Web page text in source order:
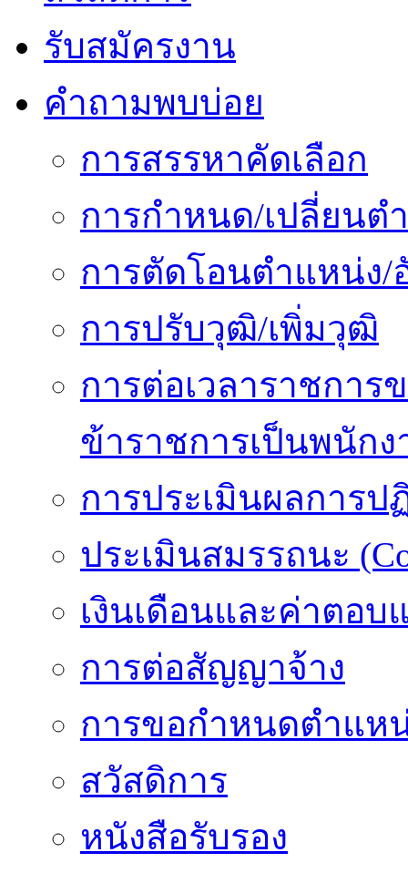
รับสมัครงาน
คำถามพบบ่อย
การสรรหาคัดเลือก
การกำหนด/เปลี่ยนต
การตัดโอนตำแหน่ง/
การปรับวุฒิ/เพิ่มวุฒิ
การต่อเวลาราชการ
ข้าราชการเป็นพนักง
การประเมินผลการป
ประเมินสมรรถนะ
เงินเดือนและค่าตอบ
การต่อสัญญาจ้าง
การขอกำหนดตำแห
สวัสดิการ
หนังสือรับรอง